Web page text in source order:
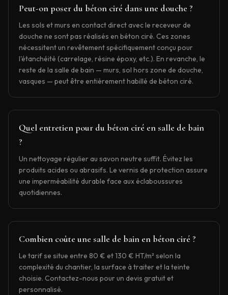
Peut-on poser du béton ciré dans une douche ?
Les sols et murs en contact direct avec le receveur de
douche ne sont pas réalisés en béton ciré. Ces zones
nécessitent un revêtement spécifiquement conçu pour
l'étanchéité (carrelage, résine époxy, etc.). En revanche, le
reste de la salle de bain — murs, sol hors zone de douche,
vasques — peut être entièrement habillé de béton ciré.
Quel entretien pour du béton ciré en salle de bain
?
Un nettoyage régulier au savon neutre suffit. Évitez les
produits acides ou abrasifs. Le vernis de protection assure
une imperméabilité durable face aux éclaboussures
quotidiennes.
Combien coûte une salle de bain en béton ciré ?
Le tarif se situe entre 80 € et 130 € HT/m² selon la
complexité du chantier, la surface à traiter et la teinte
choisie. Contactez-nous pour un devis gratuit et
personnalisé.